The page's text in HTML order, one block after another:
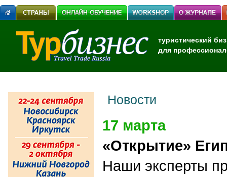
туристический
для
Новости
17 марта
«Открытие»
Наши эксперты